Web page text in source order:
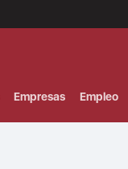
Empresas Empleo